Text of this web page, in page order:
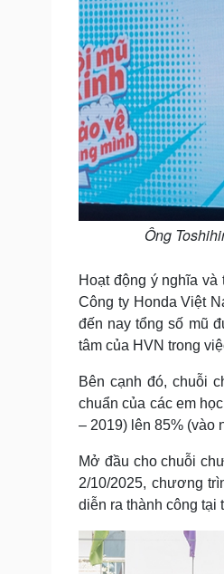
Ông
Hoạt động ý nghĩa
Công ty Honda Việt
đến nay tổng số mũ
tâm của HVN trong
Bên cạnh đó, chuỗi
chuẩn của các em
– 2019) lên 85% (vào
Mở đầu cho chuỗi
2/10/2025, chương
diễn ra thành công tại